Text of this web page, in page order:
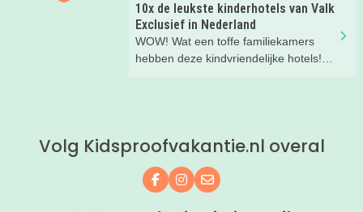
10x de leukste kinderhotels van Valk
Exclusief in Nederland
WOW! Wat een toffe familiekamers
hebben deze kindvriendelijke hotels!
kind(eren).
Volg Kidsproofvakantie.nl overal
Volg ons op Facebook
Volg ons op Instagram
Mail ons